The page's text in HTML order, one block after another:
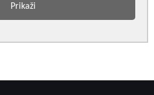
Prikaži